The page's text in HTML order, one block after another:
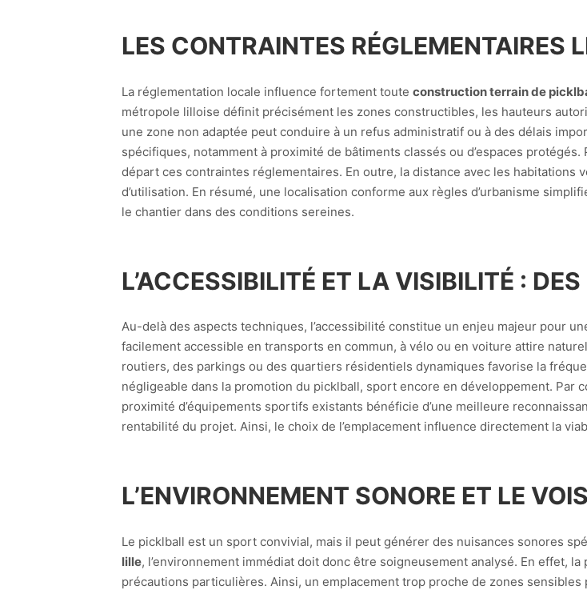
LES CONTRAINTES RÉGLEMENTAIRES
La réglementation locale influence fortement toute construction terrain de
métropole lilloise définit précisément les zones constructibles, les hauteurs
une zone non adaptée peut conduire à un refus administratif ou à des délais
spécifiques, notamment à proximité de bâtiments classés ou d’espaces
départ ces contraintes réglementaires. En outre, la distance avec les
d’utilisation. En résumé, une localisation conforme aux règles d’urbanisme
le chantier dans des conditions sereines.
L’ACCESSIBILITÉ ET LA VISIBILITÉ :
Au-delà des aspects techniques, l’accessibilité constitue un enjeu majeur pour
facilement accessible en transports en commun, à vélo ou en voiture attire
routiers, des parkings ou des quartiers résidentiels dynamiques favorise la
négligeable dans la promotion du picklball, sport encore en développement. Par
proximité d’équipements sportifs existants bénéficie d’une meilleure
rentabilité du projet. Ainsi, le choix de l’emplacement influence directement la
L’ENVIRONNEMENT SONORE ET LE
Le picklball est un sport convivial, mais il peut générer des nuisances sonores
lille, l’environnement immédiat doit donc être soigneusement analysé. En effet,
précautions particulières. Ainsi, un emplacement trop proche de zones